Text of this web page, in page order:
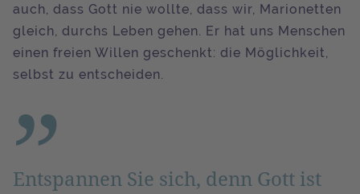
auch, dass Gott nie wollte, dass wir, Marionetten
gleich, durchs Leben gehen. Er hat uns Menschen
einen freien Willen geschenkt: die Möglichkeit,
selbst zu entscheiden.
Entspannen Sie sich, denn Gott ist